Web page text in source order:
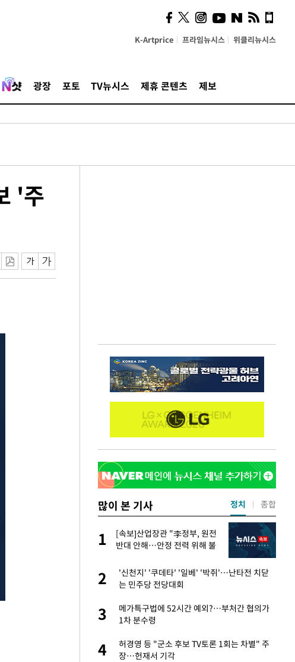
K-Artprice 프라임뉴시스 위클리뉴시스
광장 포토 TV뉴시스 제휴 콘텐츠 제보
'주
많이 본 기사
자 지
타 2세
옷' 입힌다…AI 로봇 연
1
[속보]산업장관 "李정부, 원전
반대 안해…안정 전력 위해 불
2
'신천지' '쿠데타' '일베' '박쥐'…난타전 치닫
는 민주당 전당대회
3
메가특구법에 52시간 예외?…부처간 협의가
1차 분수령
4
허경영 등 "군소 후보 TV토론 1회는 차별" 주
장…헌재서 기각
정치 종합